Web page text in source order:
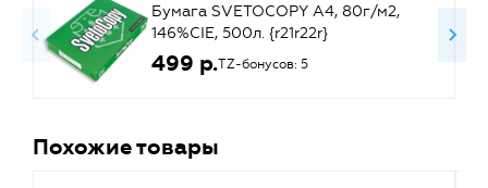
Бумага SVETOCOPY A4, 80г/м2,
146%CIE, 500л. {r21r22r}
499 р.TZ-бонусов: 5
Похожие товары